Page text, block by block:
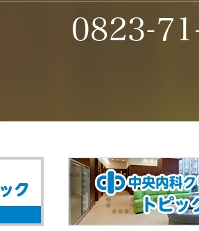
0823-